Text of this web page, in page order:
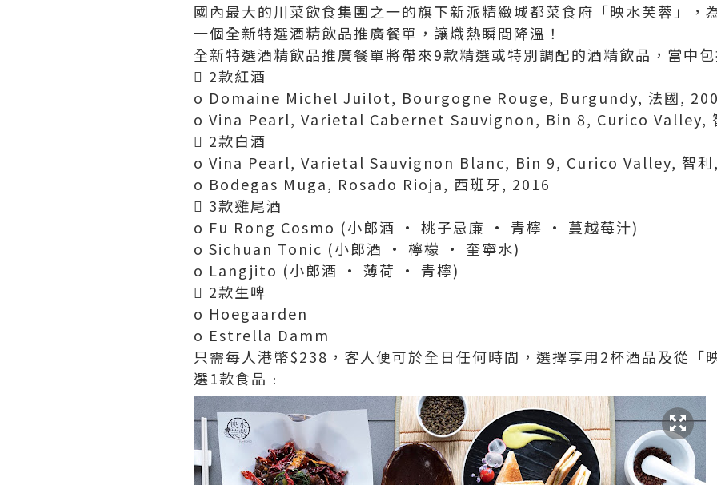
國內最大的川菜飲食集團之一的旗下新派精緻城都菜食府「映水芙蓉」，
一個全新特選酒精飲品推廣餐單，讓熾熱瞬間降溫！
全新特選酒精飲品推廣餐單將帶來9款精選或特別調配的酒精飲品，當中
 2款紅酒
o Domaine Michel Juilot, Bourgogne Rouge, Burgundy, 法國,
o Vina Pearl, Varietal Cabernet Sauvignon, Bin 8, Curico Valley,
 2款白酒
o Vina Pearl, Varietal Sauvignon Blanc, Bin 9, Curico Valley, 智
o Bodegas Muga, Rosado Rioja, 西班牙, 2016
 3款雞尾酒
o Fu Rong Cosmo (小郎酒 · 桃子忌廉 · 青檸 · 蔓越莓汁)
o Sichuan Tonic (小郎酒 · 檸檬 · 奎寧水)
o Langjito (小郎酒 · 薄荷 · 青檸)
 2款生啤
o Hoegaarden
o Estrella Damm
只需每人港幣$238，客人便可於全日任何時間，選擇享用2杯酒品及從「
選1款食品﹕